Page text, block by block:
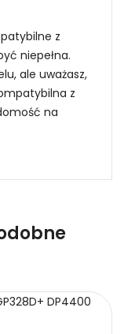
z
niepełna.
ale uważasz,
z
na